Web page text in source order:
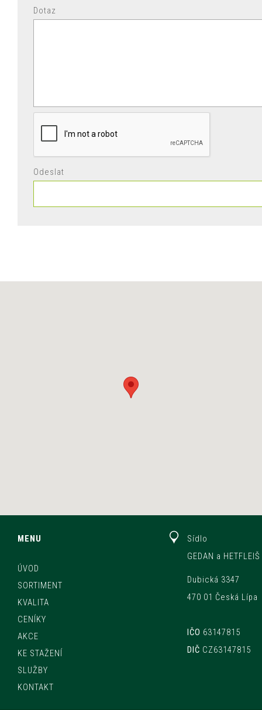
Dotaz
Odeslat
MENU
ÚVOD
SORTIMENT
KVALITA
CENÍKY
AKCE
KE STAŽENÍ
SLUŽBY
KONTAKT
Sídlo
GEDAN a
Dubická 3347
470 01 Česká Lípa
IČO 63147815
DIČ CZ63147815